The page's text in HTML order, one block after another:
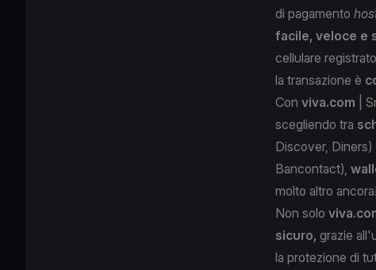
di pagamento
facile, veloce e
cellulare
la transazione è
Con viva.com |
scegliendo tra
Discover, Diners)
Bancontact),
molto altro ancora!
Non solo
sicuro, grazie
la protezione di